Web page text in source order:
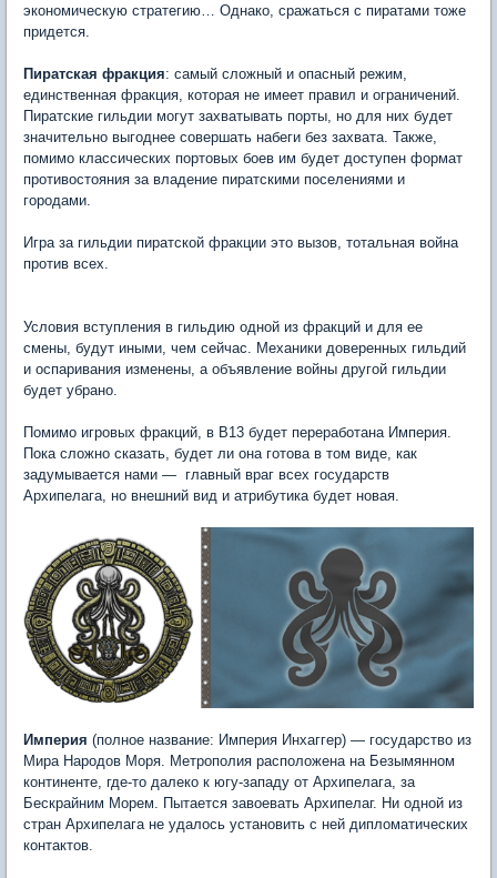
экономическую стратегию… Однако, сражаться с пиратами тоже
придется.
Пиратская фракция: самый сложный и опасный режим,
единственная фракция, которая не имеет правил и ограничений.
Пиратские гильдии могут захватывать порты, но для них будет
значительно выгоднее совершать набеги без захвата. Также,
помимо классических портовых боев им будет доступен формат
противостояния за владение пиратскими поселениями и
городами.
Игра за гильдии пиратской фракции это вызов, тотальная война
против всех.
Условия вступления в гильдию одной из фракций и для ее
смены, будут иными, чем сейчас. Механики доверенных гильдий
и оспаривания изменены, а объявление войны другой гильдии
будет убрано.
Помимо игровых фракций, в В13 будет переработана Империя.
Пока сложно сказать, будет ли она готова в том виде, как
задумывается нами — главный враг всех государств
Архипелага, но внешний вид и атрибутика будет новая.
Империя (полное название: Империя Инхаггер) — государство из
Мира Народов Моря. Метрополия расположена на Безымянном
континенте, где-то далеко к югу-западу от Архипелага, за
Бескрайним Морем. Пытается завоевать Архипелаг. Ни одной из
стран Архипелага не удалось установить с ней дипломатических
контактов.